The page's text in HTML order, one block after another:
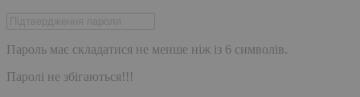
Пароль має складатися не менше ніж із 6 символів.
Паролі не збігаються!!!